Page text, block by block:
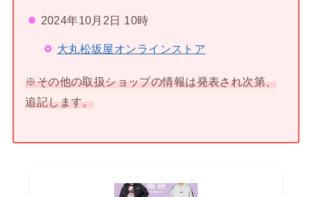
2024年10月2日 10時
大丸松坂屋オンラインストア
※その他の取扱ショップの情報は発表され次第、
追記します。